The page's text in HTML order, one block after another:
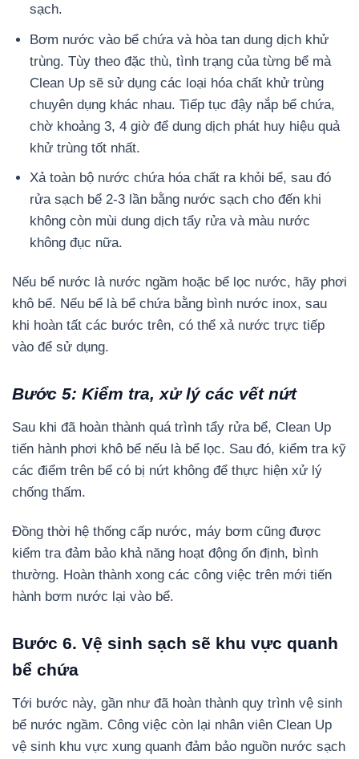
sạch.
Bơm nước vào bể chứa và hòa tan dung dịch khử
trùng. Tùy theo đặc thù, tình trạng của từng bể mà
Clean Up sẽ sử dụng các loại hóa chất khử trùng
chuyên dụng khác nhau. Tiếp tục đậy nắp bể chứa,
chờ khoảng 3, 4 giờ để dung dịch phát huy hiệu quả
khử trùng tốt nhất.
Xả toàn bộ nước chứa hóa chất ra khỏi bể, sau đó
rửa sạch bể 2-3 lần bằng nước sạch cho đến khi
không còn mùi dung dịch tẩy rửa và màu nước
không đục nữa.
Nếu bể nước là nước ngầm hoặc bể lọc nước, hãy phơi
khô bể. Nếu bể là bể chứa bằng bình nước inox, sau
khi hoàn tất các bước trên, có thể xả nước trực tiếp
vào để sử dụng.
Bước 5: Kiểm tra, xử lý các vết nứt
Sau khi đã hoàn thành quá trình tẩy rửa bể, Clean Up
tiến hành phơi khô bể nếu là bể lọc. Sau đó, kiểm tra kỹ
các điểm trên bể có bị nứt không để thực hiện xử lý
chống thấm.
Đồng thời hệ thống cấp nước, máy bơm cũng được
kiểm tra đảm bảo khả năng hoạt động ổn định, bình
thường. Hoàn thành xong các công việc trên mới tiến
hành bơm nước lại vào bể.
Bước 6. Vệ sinh sạch sẽ khu vực quanh
bể chứa
Tới bước này, gần như đã hoàn thành quy trình vệ sinh
bể nước ngầm. Công việc còn lại nhân viên Clean Up
vệ sinh khu vực xung quanh đảm bảo nguồn nước sạch